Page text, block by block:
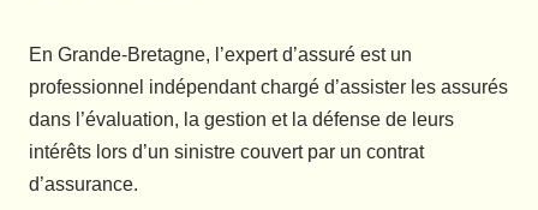
En Grande-Bretagne, l’expert d’assuré est un
professionnel indépendant chargé d’assister les assurés
dans l’évaluation, la gestion et la défense de leurs
intérêts lors d’un sinistre couvert par un contrat
d’assurance.